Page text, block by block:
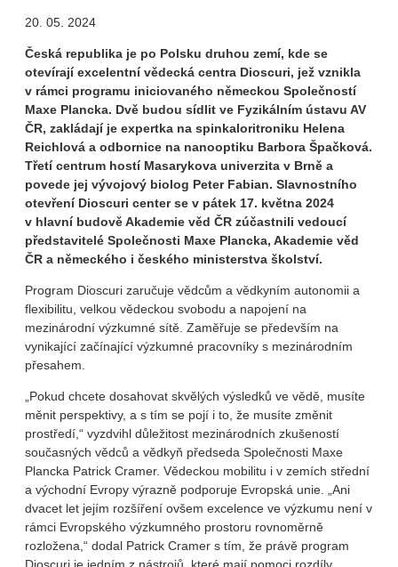
20. 05. 2024
Česká republika je po Polsku druhou zemí, kde se
otevírají excelentní vědecká centra Dioscuri, jež vznikla
v rámci programu iniciovaného německou Společností
Maxe Plancka. Dvě budou sídlit ve Fyzikálním ústavu AV
ČR, zakládají je expertka na spinkaloritroniku Helena
Reichlová a odbornice na nanooptiku Barbora Špačková.
Třetí centrum hostí Masarykova univerzita v Brně a
povede jej vývojový biolog Peter Fabian. Slavnostního
otevření Dioscuri center se v pátek 17. května 2024
v hlavní budově Akademie věd ČR zúčastnili vedoucí
představitelé Společnosti Maxe Plancka, Akademie věd
ČR a německého i českého ministerstva školství.
Program Dioscuri zaručuje vědcům a vědkyním autonomii a
flexibilitu, velkou vědeckou svobodu a napojení na
mezinárodní výzkumné sítě. Zaměřuje se především na
vynikající začínající výzkumné pracovníky s mezinárodním
přesahem.
„Pokud chcete dosahovat skvělých výsledků ve vědě, musíte
měnit perspektivy, a s tím se pojí i to, že musíte změnit
prostředí,“ vyzdvihl důležitost mezinárodních zkušeností
současných vědců a vědkyň předseda Společnosti Maxe
Plancka Patrick Cramer. Vědeckou mobilitu i v zemích střední
a východní Evropy výrazně podporuje Evropská unie. „Ani
dvacet let jejím rozšíření ovšem excelence ve výzkumu není v
rámci Evropského výzkumného prostoru rovnoměrně
rozložena,“ dodal Patrick Cramer s tím, že právě program